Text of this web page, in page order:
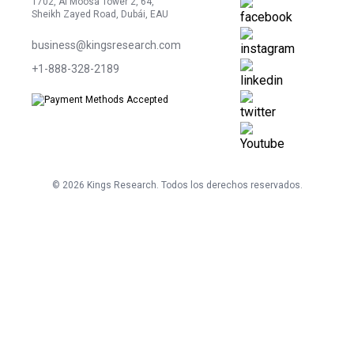
Sheikh Zayed Road, Dubái, EAU
business@kingsresearch.com
+1-888-328-2189
© 2026 Kings Research. Todos los derechos reservados.